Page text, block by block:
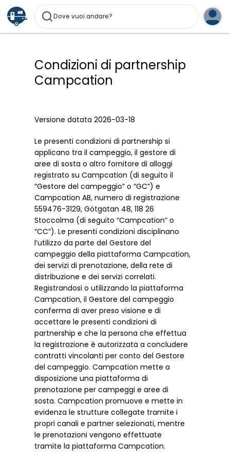
Dove vuoi andare?
Condizioni di partnership
Campcation
Versione datata 2026-03-18
Le presenti condizioni di partnership si
applicano tra il campeggio, il gestore di
aree di sosta o altro fornitore di alloggi
registrato su Campcation (di seguito il
“Gestore del campeggio” o “GC”) e
Campcation AB, numero di registrazione
559476-3129, Götgatan 48, 118 26
Stoccolma (di seguito “Campcation” o
“CC”). Le presenti condizioni disciplinano
l’utilizzo da parte del Gestore del
campeggio della piattaforma Campcation,
dei servizi di prenotazione, della rete di
distribuzione e dei servizi correlati.
Registrandosi o utilizzando la piattaforma
Campcation, il Gestore del campeggio
conferma di aver preso visione e di
accettare le presenti condizioni di
partnership e che la persona che effettua
la registrazione è autorizzata a concludere
contratti vincolanti per conto del Gestore
del campeggio. Campcation mette a
disposizione una piattaforma di
prenotazione per campeggi e aree di
sosta. Campcation promuove e mette in
evidenza le strutture collegate tramite i
propri canali e partner selezionati, mentre
le prenotazioni vengono effettuate
tramite la piattaforma Campcation.